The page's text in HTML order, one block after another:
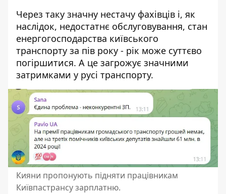
Через таку значну нестачу фахівців і, як
наслідок, недостатнє обслуговування, стан
енергогосподарства київського
транспорту за пів року - рік може суттєво
погіршитися. А це загрожує значними
затримками у русі транспорту.
Кияни пропонують підняти працівникам
Київпастрансу зарплатню.